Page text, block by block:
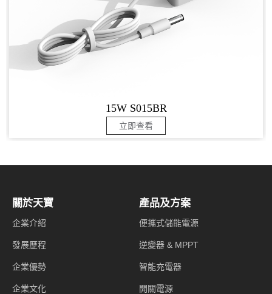
15W S015BR
立即查看
關於天寶
企業介紹
發展歷程
企業優勢
企業文化
產品及方案
便攜式儲能電源
逆變器 & MPPT
智能充電器
開關電源